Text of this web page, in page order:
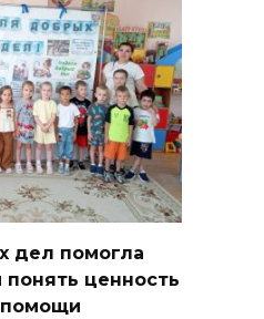
дел помогла
ценность
помощи